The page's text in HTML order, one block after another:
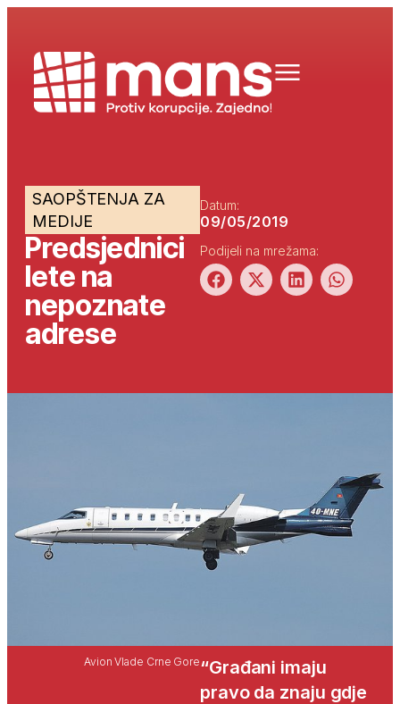
SAOPŠTENJA ZA
MEDIJE
Predsjednici
lete na
nepoznate
adrese
Datum:
09/05/2019
Podijeli na mrežama:
“Građani imaju
pravo da znaju gdje
Avion Vlade Crne Gore